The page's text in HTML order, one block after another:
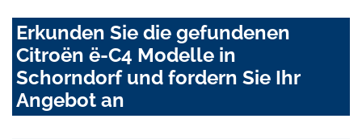
Erkunden Sie die gefundenen
Citroën ë-C4 Modelle in
Schorndorf und fordern Sie Ihr
Angebot an